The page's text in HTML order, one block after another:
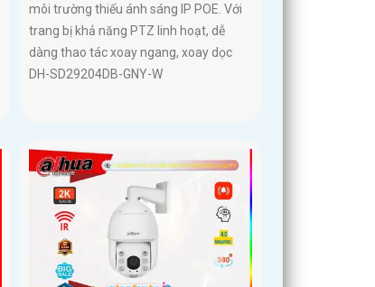
môi trường thiếu ánh sáng IP POE. Với
trang bị khả năng PTZ linh hoạt, dễ
dàng thao tác xoay ngang, xoay dọc
DH-SD29204DB-GNY-W